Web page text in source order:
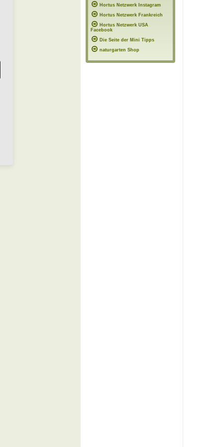
Hortus Netzwerk Instagram
Hortus Netzwerk Frankreich
Hortus Netzwerk USA
Facebook
Die Seite der Mini Tipps
naturgarten Shop